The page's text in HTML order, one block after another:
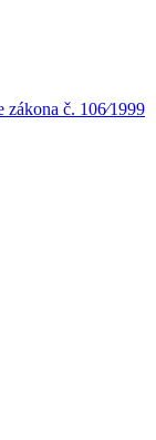
zákona č. 106⁄1999